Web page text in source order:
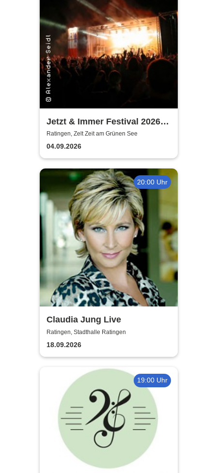
Jetzt & Immer Festival 2026 -
Von Wegen Lisbeth, Blond,
Ritter Lean, Blumengarten,
Soffie, Jassin
Ratingen, Zelt Zeit am Grünen See
04.09.2026
20:00 Uhr
Claudia Jung Live
Ratingen, Stadthalle Ratingen
18.09.2026
19:00 Uhr